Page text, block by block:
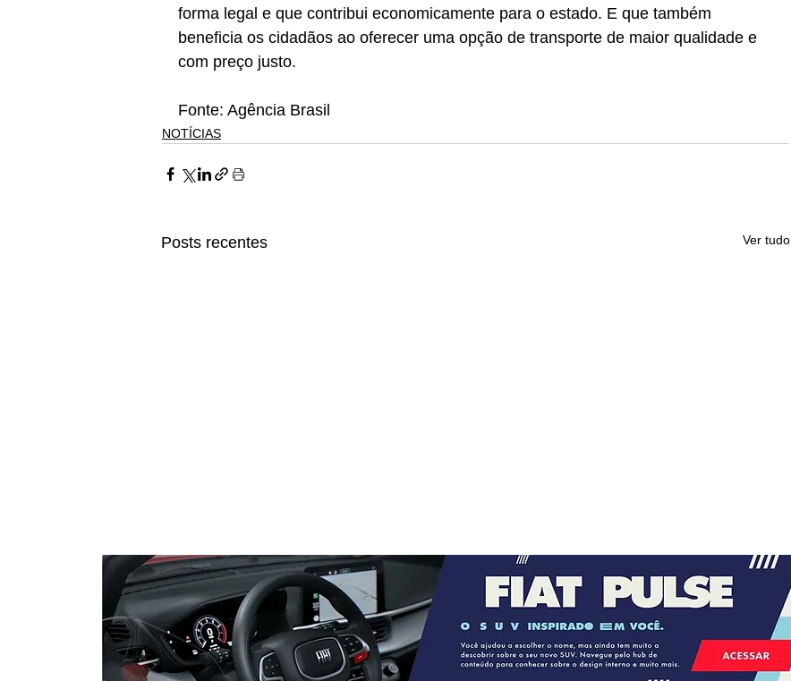
forma legal e que contribui economicamente para o estado. E que também
beneficia os cidadãos ao oferecer uma opção de transporte de maior qualidade e
com preço justo.
Fonte: Agência Brasil
NOTÍCIAS
Posts recentes Ver tudo